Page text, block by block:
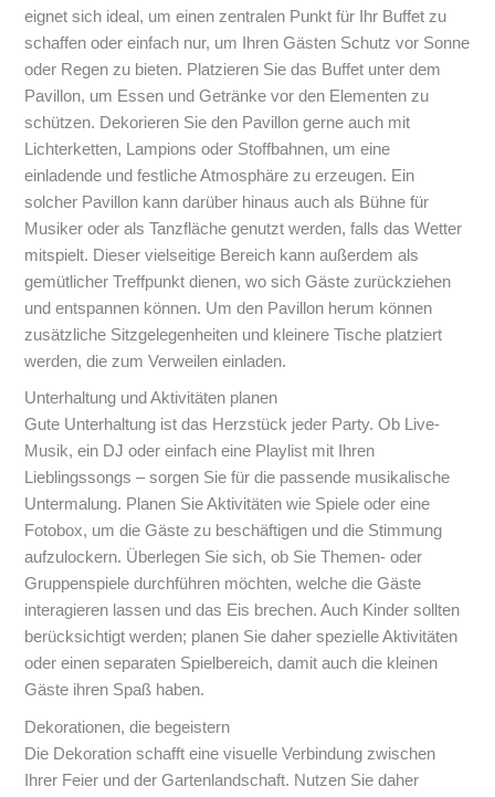
eignet sich ideal, um einen zentralen Punkt für Ihr Buffet zu
schaffen oder einfach nur, um Ihren Gästen Schutz vor Sonne
oder Regen zu bieten. Platzieren Sie das Buffet unter dem
Pavillon, um Essen und Getränke vor den Elementen zu
schützen. Dekorieren Sie den Pavillon gerne auch mit
Lichterketten, Lampions oder Stoffbahnen, um eine
einladende und festliche Atmosphäre zu erzeugen. Ein
solcher Pavillon kann darüber hinaus auch als Bühne für
Musiker oder als Tanzfläche genutzt werden, falls das Wetter
mitspielt. Dieser vielseitige Bereich kann außerdem als
gemütlicher Treffpunkt dienen, wo sich Gäste zurückziehen
und entspannen können. Um den Pavillon herum können
zusätzliche Sitzgelegenheiten und kleinere Tische platziert
werden, die zum Verweilen einladen.
Unterhaltung und Aktivitäten planen
Gute Unterhaltung ist das Herzstück jeder Party. Ob Live-
Musik, ein DJ oder einfach eine Playlist mit Ihren
Lieblingssongs – sorgen Sie für die passende musikalische
Untermalung. Planen Sie Aktivitäten wie Spiele oder eine
Fotobox, um die Gäste zu beschäftigen und die Stimmung
aufzulockern. Überlegen Sie sich, ob Sie Themen- oder
Gruppenspiele durchführen möchten, welche die Gäste
interagieren lassen und das Eis brechen. Auch Kinder sollten
berücksichtigt werden; planen Sie daher spezielle Aktivitäten
oder einen separaten Spielbereich, damit auch die kleinen
Gäste ihren Spaß haben.
Dekorationen, die begeistern
Die Dekoration schafft eine visuelle Verbindung zwischen
Ihrer Feier und der Gartenlandschaft. Nutzen Sie daher